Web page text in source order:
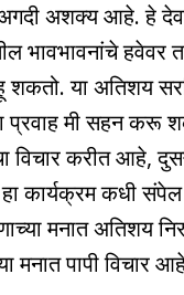
अशक्य आहे. हे
भावभावनांचे हवेवर
या अतिशय
प्रवाह मी सहन करू
विचार करीत आहे,
कार्यक्रम कधी संपेल
मनात अतिशय
मनात पापी विचार